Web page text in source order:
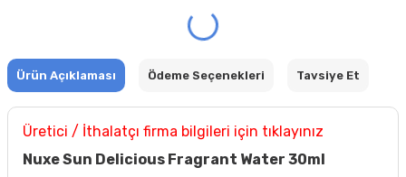
Ürün Açıklaması Ödeme Seçenekleri Tavsiye Et
Üretici / İthalatçı firma bilgileri için tıklayınız
Nuxe Sun Delicious Fragrant Water 30ml